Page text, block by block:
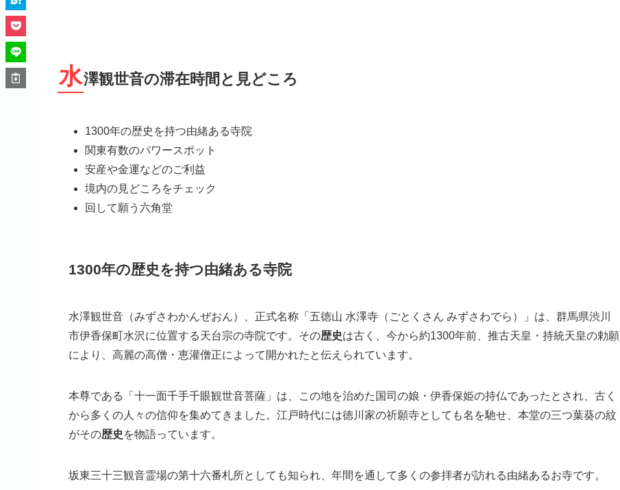
水澤観世音の滞在時間と見どころ
1300年の歴史を持つ由緒ある寺院
関東有数のパワースポット
安産や金運などのご利益
境内の見どころをチェック
回して願う六角堂
1300年の歴史を持つ由緒ある寺院
水澤観世音（みずさわかんぜおん）、正式名称「五徳山 水澤寺（ごとくさん みずさわでら）」は、群馬県渋川
市伊香保町水沢に位置する天台宗の寺院です。その歴史は古く、今から約1300年前、推古天皇・持統天皇の勅願
により、高麗の高僧・恵灌僧正によって開かれたと伝えられています。
本尊である「十一面千手千眼観世音菩薩」は、この地を治めた国司の娘・伊香保姫の持仏であったとされ、古く
から多くの人々の信仰を集めてきました。江戸時代には徳川家の祈願寺としても名を馳せ、本堂の三つ葉葵の紋
がその歴史 を物語っています。
坂東三十三観音霊場の第十六番札所としても知られ、年間を通して多くの参拝者が訪れる由緒あるお寺です。